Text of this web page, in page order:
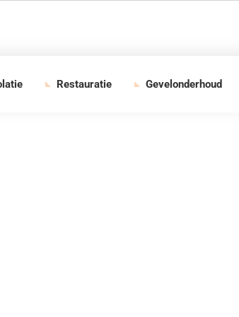
Restauratie Gevelonderhoud